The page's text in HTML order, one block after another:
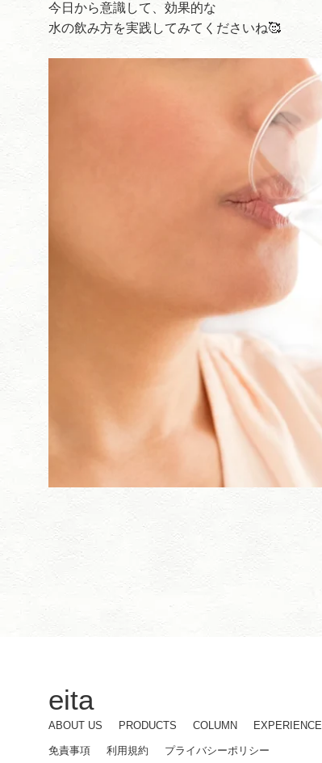
今日から意識して、効果的な
水の飲み方を実践してみてくださいね🥰
eita
ABOUT US PRODUCTS COLUMN EXPERIENCE
免責事項 利用規約 プライバシーポリシー